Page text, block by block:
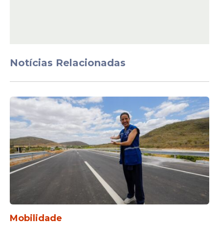
consumidor pode relatar casos suspeitos
diretamente ao Procon-PE por meio do e-
mail oficial (denuncia@procon.pe.gov.br).
específicos para atendimento, como osite
institucional
, e-mail
(procon@recife.pe.gov.br) e telefone (0800
281 1311).
Notícias Relacionadas
Mobilidade